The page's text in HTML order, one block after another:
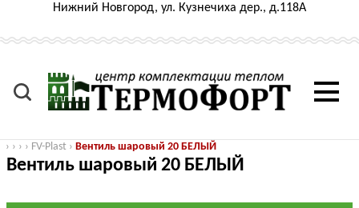
Нижний Новгород, ул. Кузнечиха дер., д.118А
› › › › FV-Plast › Вентиль шаровый 20 БЕЛЫЙ
Вентиль шаровый 20 БЕЛЫЙ